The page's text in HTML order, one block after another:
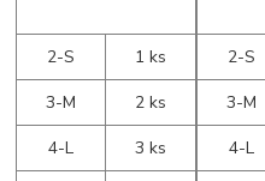
2-S
1 ks
3-M
2 ks
4-L
3 ks
2-S
3-M
4-L